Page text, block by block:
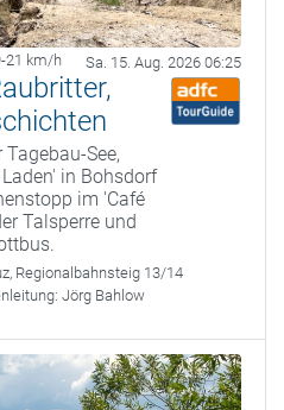
21 km/h Sa. 15. Aug. 2026 06:25
See,
in Bohsdorf
im 'Café
Talsperre und
Regionalbahnsteig 13/14
Jörg Bahlow